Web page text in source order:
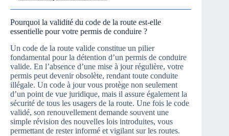
Pourquoi la validité du code de la route est-elle
essentielle pour votre permis de conduire ?
Un code de la route valide constitue un pilier
fondamental pour la détention d’un permis de conduire
valide. En l’absence d’une mise à jour régulière, votre
permis peut devenir obsolète, rendant toute conduite
illégale. Un code à jour vous protège non seulement
d’un point de vue juridique, mais il assure également la
sécurité de tous les usagers de la route. Une fois le code
validé, son renouvellement demande souvent une
simple révision des nouvelles lois introduites, vous
permettant de rester informé et vigilant sur les routes.